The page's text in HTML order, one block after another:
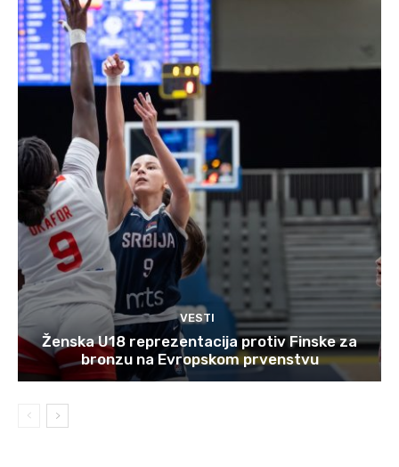
VESTI
Ženska U18 reprezentacija protiv Finske za
bronzu na Evropskom prvenstvu